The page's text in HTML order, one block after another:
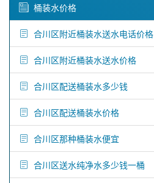
桶装水价格
合川区附近桶装水送水电话价格
合川区附近桶装水送水价格
合川区配送桶装水多少钱
合川区配送桶装水价格
合川区那种桶装水便宜
合川区送水纯净水多少钱一桶